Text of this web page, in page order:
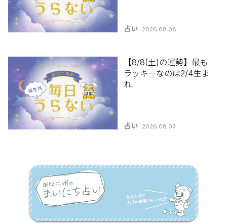
占い 2026.08.08
【8/8(土)の運勢】最も
ラッキーなのは2/4生ま
れ
占い 2026.08.07